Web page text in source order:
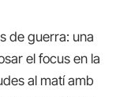
de guerra: una
el focus en la
al matí amb